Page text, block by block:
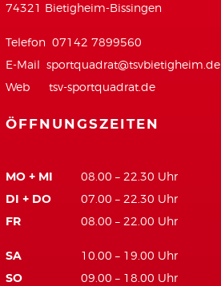
74321 Bietigheim-Bissingen
Telefon 07142 7899560
E-Mail sportquadrat@tsvbietigheim.de
Web tsv-sportquadrat.de
ÖFFNUNGSZEITEN
MO + MI 08.00 – 22.30 Uhr
DI + DO 07.00 – 22.30 Uhr
FR 08.00 – 22.00 Uhr
SA 10.00 – 19.00 Uhr
SO 09.00 – 18.00 Uhr